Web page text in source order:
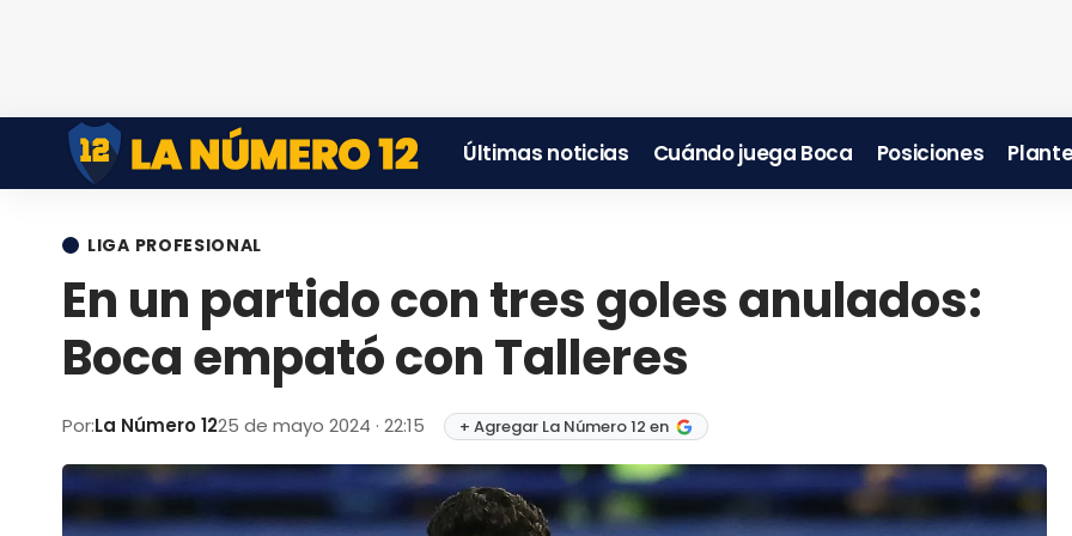
Últimas noticias Cuándo juega Boca Posiciones
LIGA PROFESIONAL
En un partido con tres goles anulados:
Boca empató con Talleres
Por:La Número 1225 de mayo 2024 · 22:15 + Agregar La Número 12 en